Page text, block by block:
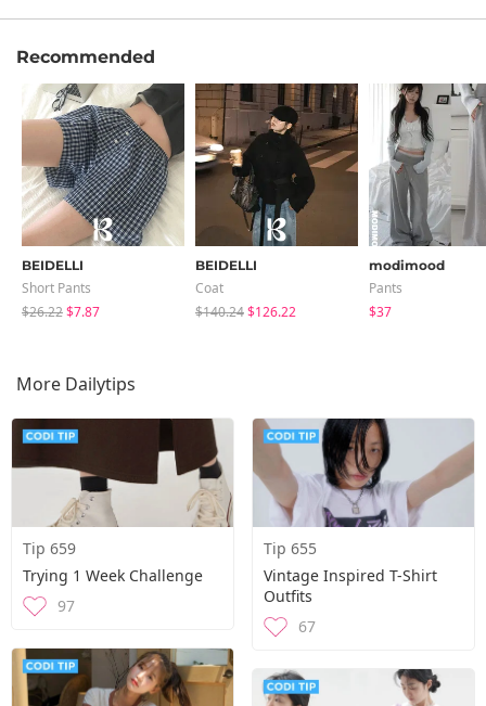
Recommended
BEIDELLI
Short Pants
$26.22$7.87
BEIDELLI
Coat
$140.24$126.22
modimood
Pants
$37
More Dailytips
Tip 659
Trying 1 Week Challenge
97
Tip 655
Vintage Inspired T-Shirt
Outfits
67